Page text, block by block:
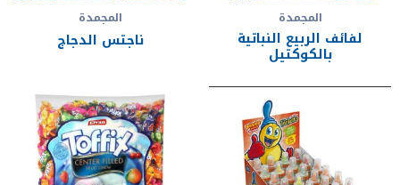
المجمدة
لفائف الربيع النباتية
بالكوكتيل
المجمدة
ناجتس الدجاج